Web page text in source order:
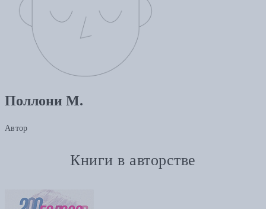
Поллони М.
Автор
Книги в авторстве